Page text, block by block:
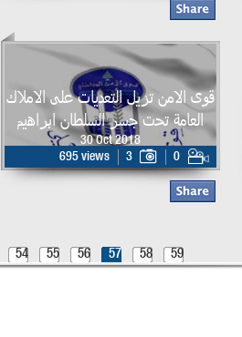
قوى الامن تزيل التعديات على الاملاك
العامة تحت جسر السلطان ابراهيم
30 Oct 2018
695 views
3 0
54 55 56 57 58 59